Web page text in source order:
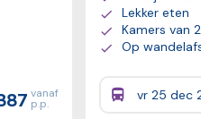
vanaf
p.p.
Lekker eten
Kamers van
Op
Prijzen: